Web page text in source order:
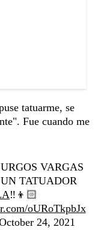
tatuarme, se
Fue cuando me
VARGAS
TATUADOR
‼️👦🏻
oURoTkpbJx
24, 2021